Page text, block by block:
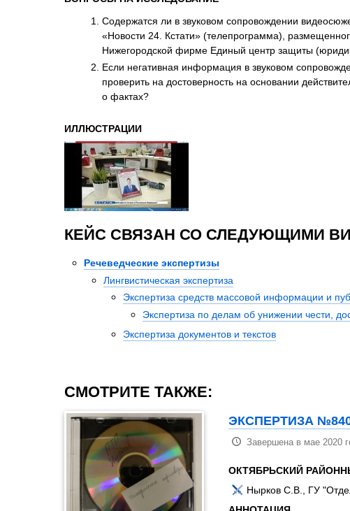
Содержатся ли в звуковом сопровождении
«Новости 24. Кстати» (телепрограмма),
Нижегородской фирме Единый центр защиты
Если негативная информация в звуковом
проверить на достоверность на основании
о фактах?
ИЛЛЮСТРАЦИИ
КЕЙС СВЯЗАН СО СЛЕДУЮЩИМИ
Речеведческие экспертизы
Лингвистическая экспертиза
Экспертиза средств массовой информации и
Экспертиза по делам об унижении чести,
Экспертиза документов и текстов
СМОТРИТЕ ТАКЖЕ:
ЭКСПЕРТИЗА
Завершена в мае 2020
ОКТЯБРЬСКИЙ
Нырков С.В., ГУ